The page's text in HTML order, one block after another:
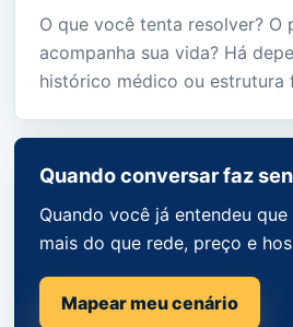
O que você tenta resolver? O
acompanha sua vida? Há
histórico médico ou estrutura
Quando conversar faz
Quando você já entendeu
mais do que rede, preço e
Mapear meu cenário